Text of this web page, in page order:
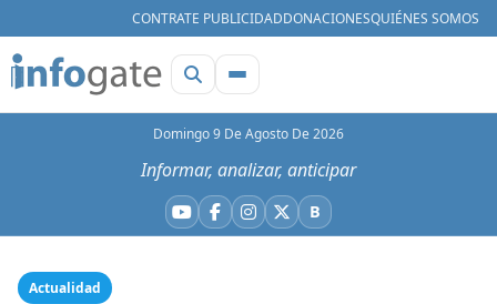
CONTRATE PUBLICIDADDONACIONESQUIÉNES SOMOS
Domingo 9 De Agosto De 2026
Informar, analizar, anticipar
YouTube
Facebook
Instagram
X BBluesky
Actualidad